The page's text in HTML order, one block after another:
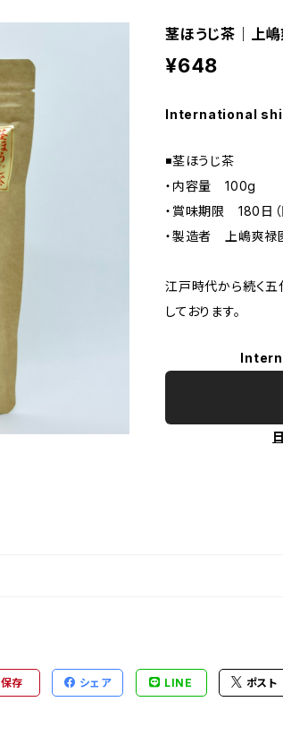
茎ほうじ茶｜上
¥648
International
◾️茎ほうじ茶
・内容量 100g
・賞味期限 180日（
・製造者 上嶋爽
江戸時代から続く五
しております。
保存 シェア LINE ポスト